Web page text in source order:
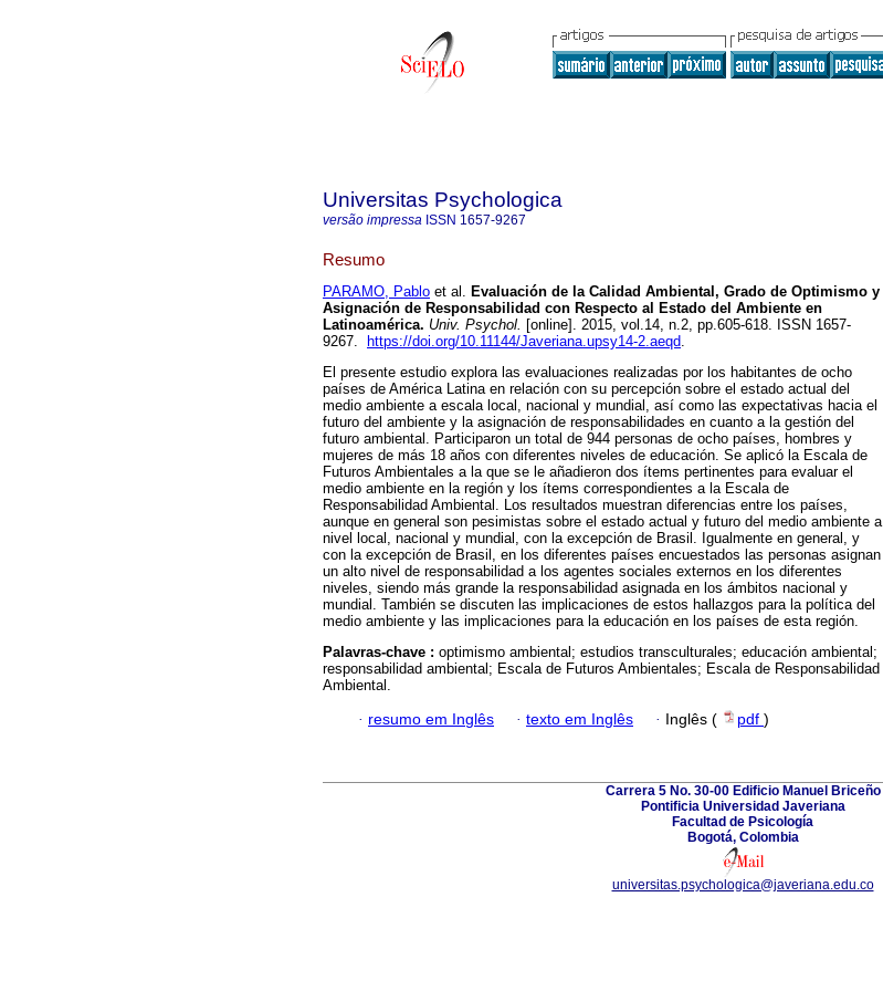
Universitas Psychologica
versão impressa ISSN 1657-9267
Resumo
PARAMO, Pablo et al. Evaluación de la Calidad Ambiental, Grado de Optimismo y
Asignación de Responsabilidad con Respecto al Estado del Ambiente en
Latinoamérica. Univ. Psychol. [online]. 2015, vol.14, n.2, pp.605-618. ISSN 1657-
9267.
https://doi.org/10.11144/Javeriana.upsy14-2.aeqd.
El presente estudio explora las evaluaciones realizadas por los habitantes de ocho
países de América Latina en relación con su percepción sobre el estado actual del
medio ambiente a escala local, nacional y mundial, así como las expectativas hacia el
futuro del ambiente y la asignación de responsabilidades en cuanto a la gestión del
futuro ambiental. Participaron un total de 944 personas de ocho países, hombres y
mujeres de más 18 años con diferentes niveles de educación. Se aplicó la Escala de
Futuros Ambientales a la que se le añadieron dos ítems pertinentes para evaluar el
medio ambiente en la región y los ítems correspondientes a la Escala de
Responsabilidad Ambiental. Los resultados muestran diferencias entre los países,
aunque en general son pesimistas sobre el estado actual y futuro del medio ambiente a
nivel local, nacional y mundial, con la excepción de Brasil. Igualmente en general, y
con la excepción de Brasil, en los diferentes países encuestados las personas asignan
un alto nivel de responsabilidad a los agentes sociales externos en los diferentes
niveles, siendo más grande la responsabilidad asignada en los ámbitos nacional y
mundial. También se discuten las implicaciones de estos hallazgos para la política del
medio ambiente y las implicaciones para la educación en los países de esta región.
Palavras-chave : optimismo ambiental; estudios transculturales; educación ambiental;
responsabilidad ambiental; Escala de Futuros Ambientales; Escala de Responsabilidad
Ambiental.
· resumo em Inglês · texto em Inglês · Inglês ( pdf )
Carrera 5 No. 30-00 Edificio Manuel Briceño
Pontificia Universidad Javeriana
Facultad de Psicología
Bogotá, Colombia
universitas.psychologica@javeriana.edu.co